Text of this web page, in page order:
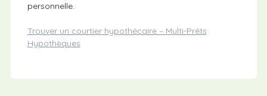
personnelle.
Trouver un courtier hypothécaire – Multi-Prêts
Hypothèques